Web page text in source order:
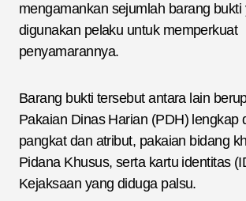
mengamankan sejumlah barang bukti
digunakan pelaku untuk memperkuat
penyamarannya.
Barang bukti tersebut antara lain
Pakaian Dinas Harian (PDH) lengkap
pangkat dan atribut, pakaian bidang
Pidana Khusus, serta kartu identitas
Kejaksaan yang diduga palsu.